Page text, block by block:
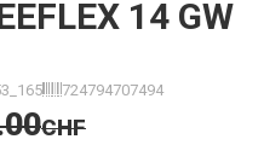
14 GW
724794707494
CHF